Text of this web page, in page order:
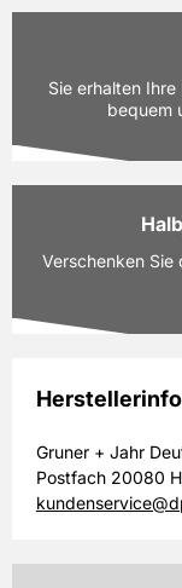
Ausgaben:
Laufzeit:
PAYBACK:
Sie erhalten
bequem
Ausgaben:
PAYBACK:
Verschenken
Laufzeit:
PAYBACK:
Gruner + Jahr
Postfach 20080